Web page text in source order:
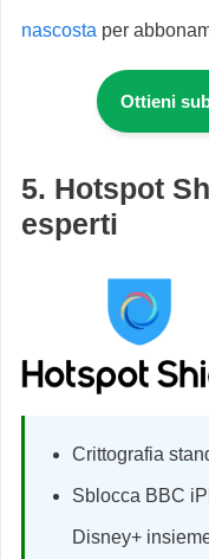
nascosta per
Ottieni
5. Hotspot
esperti
Crittografia
Sblocca BBC
Disney+